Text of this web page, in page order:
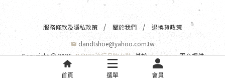
服務條款及隱私政策 關於我們
退換貨政策
dandtshoe@yahoo.com.tw
Copyright ©2026 DANDT流行品牌女鞋 基於 shopstore 平台提供
首頁 選單 會員